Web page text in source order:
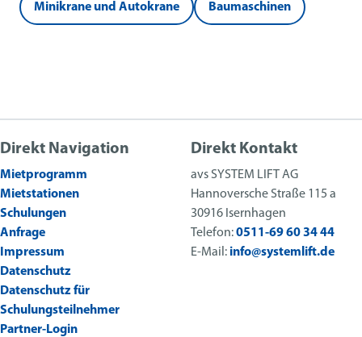
Minikrane und Autokrane Baumaschinen
Direkt Navigation
Mietprogramm
Mietstationen
Schulungen
Anfrage
Impressum
Datenschutz
Datenschutz für
Schulungsteilnehmer
Partner-Login
Direkt Kontakt
avs SYSTEM LIFT AG
Hannoversche Straße 115 a
30916 Isernhagen
Telefon:0511-69 60 34 44
E-Mail: info@systemlift.de